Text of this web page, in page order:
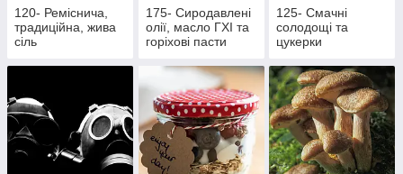
120- Реміснича,
традиційна, жива
сіль
175- Сиродавлені
олії, масло ГХІ та
горіхові пасти
125- Смачні
солодощі та
цукерки